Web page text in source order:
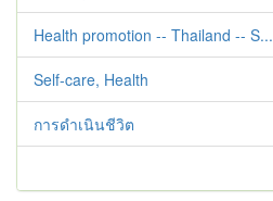
Health promotion -- Thailand -- S...
Self-care, Health
การดำเนินชีวิต